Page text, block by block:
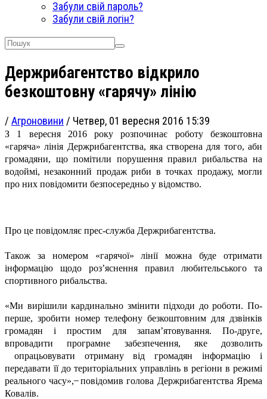
Забули свій пароль?
Забули свій логін?
Держрибагентство відкрило
безкоштовну «гарячу» лінію
/ Агроновини / Четвер, 01 вересня 2016 15:39
З 1 вересня 2016 року розпочинає роботу безкоштовна
«гаряча» лінія Держрибагентства, яка створена для того, аби
громадяни, що помітили порушення правил рибальства на
водоймі, незаконний продаж риби в точках продажу, могли
про них повідомити безпосередньо у відомство.
Про це повідомляє прес-служба Держрибагентства.
Також за номером «гарячої» лінії можна буде отримати
інформацію щодо роз’яснення правил любительського та
спортивного рибальства.
«Ми вирішили кардинально змінити підходи до роботи. По-
перше, зробити номер телефону безкоштовним для дзвінків
громадян і простим для запам’ятовування. По-друге,
впровадити програмне забезпечення, яке дозволить
опрацьовувати отриману від громадян інформацію і
передавати її до територіальних управлінь в регіони в режимі
реального часу», ̶ повідомив голова Держрибагентства Ярема
Ковалів.